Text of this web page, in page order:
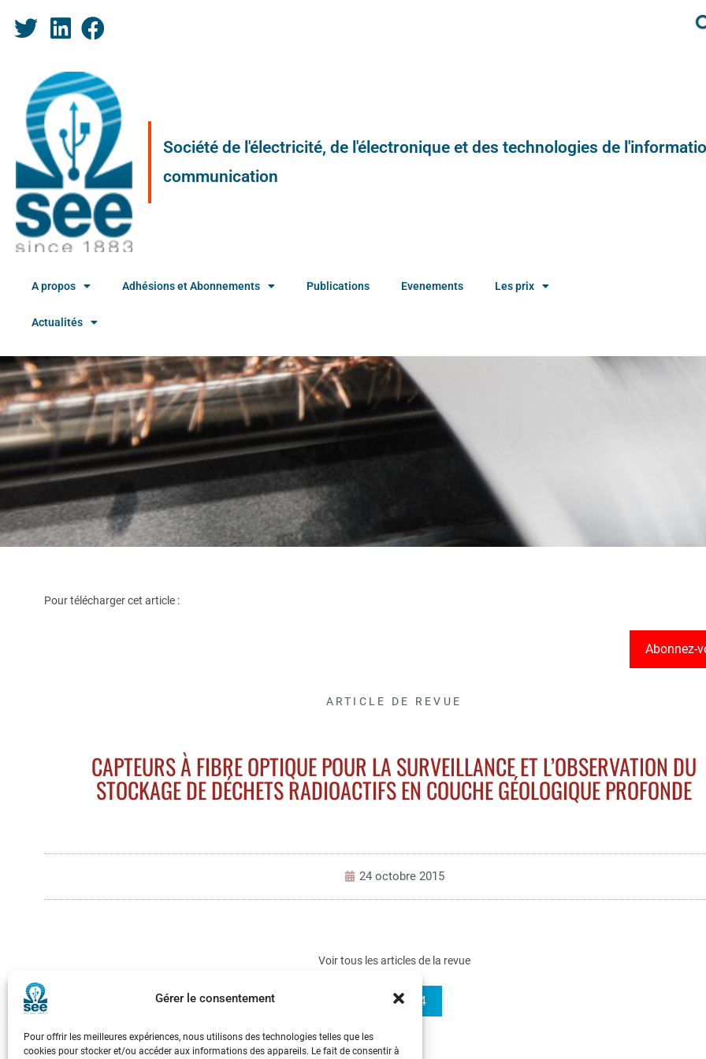
Gérer le consentement
Pour offrir les meilleures expériences, nous utilisons des technologies telles que les
cookies pour stocker et/ou accéder aux informations des appareils. Le fait de consentir à
Société de l'électricité, de l'électronique et des technologies de
communication
A propos Adhésions et Abonnements Publications Evenements Les prix
Actualités
Pour télécharger cet article :
Abonnez-
ARTICLE DE REVUE
CAPTEURS À FIBRE OPTIQUE POUR LA SURVEILLANCE ET L’OBSERVATION DU
STOCKAGE DE DÉCHETS RADIOACTIFS EN COUCHE GÉOLOGIQUE PROFONDE
24 octobre 2015
Voir tous les articles de la revue
REE 2015-4